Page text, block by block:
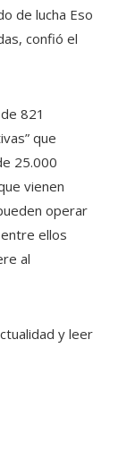
de lucha Eso
confió el
821
que
25.000
vienen
operar
ellos
al
y leer